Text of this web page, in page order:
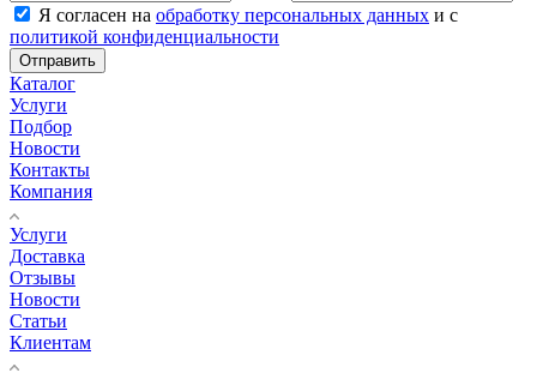
Я согласен на обработку персональных данных и с
политикой конфиденциальности
Отправить
Каталог
Услуги
Подбор
Новости
Контакты
Компания
Услуги
Доставка
Отзывы
Новости
Статьи
Клиентам